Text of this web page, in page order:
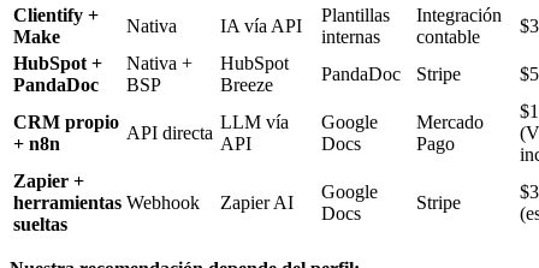
Clientify +
Make
Nativa IA vía API
Plantillas
internas
Integración
contable
HubSpot +
PandaDoc
Nativa +
BSP
HubSpot
Breeze
PandaDoc Stripe
CRM propio
+ n8n
API directa
LLM vía
API
Google
Docs
Mercado
Pago
Zapier +
herramientas
sueltas
Webhook Zapier AI
Google
Docs
Stripe